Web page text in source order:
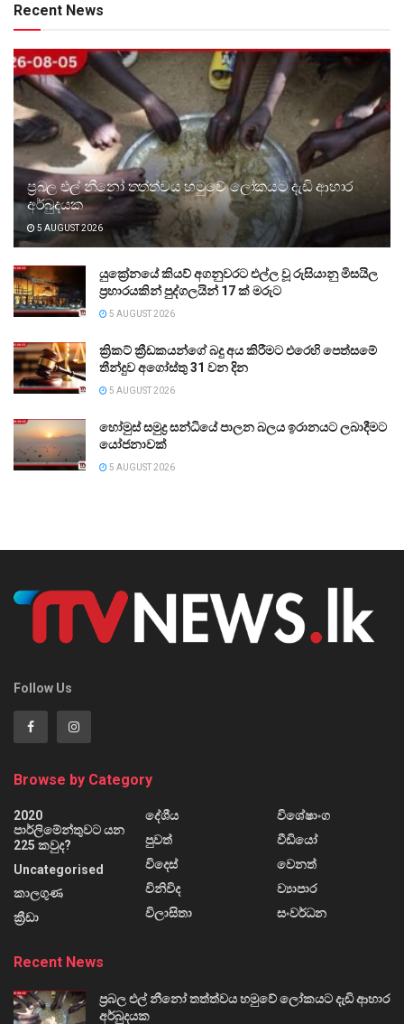
Recent News
ප්‍රබල එල් නීනෝ තත්ත්වය හමුවේ ලෝකයට දැඩි ආහාර
අර්බුදයක
5 AUGUST 2026
යුක්‍රේනයේ කියව් අගනුවරට එල්ල වූ රුසියානු මිසයිල
ප්‍රහාරයකින් පුද්ගලයින් 17 ක් මරුට
5 AUGUST 2026
ක්‍රිකට් ක්‍රීඩකයන්ගේ බදු අය කිරීමට එරෙහි පෙත්සමේ
තීන්දුව අගෝස්තු 31 වන දින
5 AUGUST 2026
හෝමුස් සමුද්‍ර සන්ධියේ පාලන බලය ඉරානයට ලබාදීමට
යෝජනාවක්
5 AUGUST 2026
Follow Us
Browse by Category
2020
පාර්ලිමේන්තුවට යන
225 කවුද?
Uncategorised
කාලගුණ
ක්‍රීඩා
දේශීය
පුවත්
විදෙස්
විනිවිද
විලාසිතා
විශේෂාංග
වීඩියෝ
වෙනත්
ව්‍යාපාර
සංවර්ධන
Recent News
ප්‍රබල එල් නීනෝ තත්ත්වය හමුවේ ලෝකයට දැඩි ආහාර
අර්බුදයක